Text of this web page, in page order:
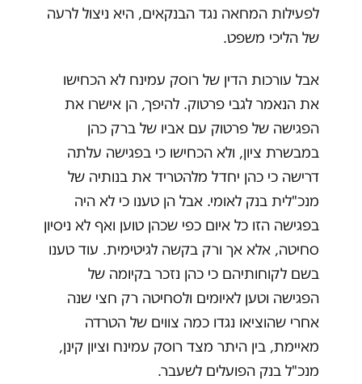
לפעילות המחאה נגד הבנקאים, היא ניצול לרעה
של הליכי משפט.
אבל עורכות הדין של רוסק עמינח לא הכחישו
את הנאמר לגבי פרטוק. להיפך, הן אישרו את
הפגישה של פרטוק עם אביו של ברק כהן
במבשרת ציון, ולא הכחישו כי בפגישה עלתה
דרישה כי כהן יחדל מלהטריד את בנותיה של
מנכ"לית בנק לאומי. אבל הן טענו כי לא היה
בפגישה הזו כל איום כפי שכהן טוען ואף לא ניסיון
סחיטה, אלא אך ורק בקשה לגיטימית. עוד טענו
בשם לקוחותיהם כי כהן נזכר בקיומה של
הפגישה וטען לאיומים ולסחיטה רק חצי שנה
אחרי שהוציאו נגדו כמה צווים של הטרדה
מאיימת, בין היתר מצד רוסק עמינח וציון קינן,
מנכ"ל בנק הפועלים לשעבר.